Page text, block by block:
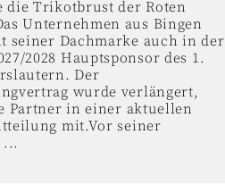
die Trikotbrust der Roten
Unternehmen aus Bingen
seiner Dachmarke auch in der
2028 Hauptsponsor des 1.
Der
wurde verlängert,
Partner in einer aktuellen
mit.Vor seiner